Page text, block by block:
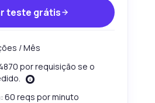
teste grátis
/ Mês
por requisição se o
60 reqs por minuto